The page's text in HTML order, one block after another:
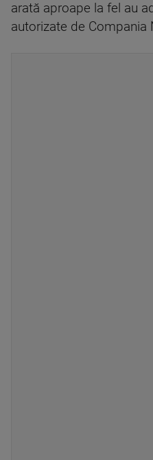
arată aproape la fel au
autorizate de Compania